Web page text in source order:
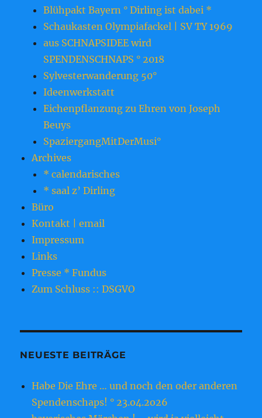
Blühpakt Bayern ° Dirling ist dabei *
Schaukasten Olympiafackel | SV TY 1969
aus SCHNAPSIDEE wird
SPENDENSCHNAPS ° 2018
Sylvesterwanderung 50°
Ideenwerkstatt
Eichenpflanzung zu Ehren von Joseph
Beuys
SpaziergangMitDerMusi°
Archives
* calendarisches
* saal z’ Dirling
Büro
Kontakt | email
Impressum
Links
Presse * Fundus
Zum Schluss :: DSGVO
NEUESTE BEITRÄGE
Habe Die Ehre … und noch den oder anderen
Spendenschaps! ° 23.o4.2o26